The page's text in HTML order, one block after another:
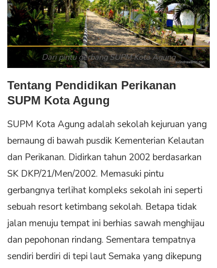
Dari pintu gerbang SUPM Kota Agung
Tentang Pendidikan Perikanan
SUPM Kota Agung
SUPM Kota Agung adalah sekolah kejuruan yang
bernaung di bawah pusdik Kementerian Kelautan
dan Perikanan. Didirkan tahun 2002 berdasarkan
SK DKP/21/Men/2002. Memasuki pintu
gerbangnya terlihat kompleks sekolah ini seperti
sebuah resort ketimbang sekolah. Betapa tidak
jalan menuju tempat ini berhias sawah menghijau
dan pepohonan rindang. Sementara tempatnya
sendiri berdiri di tepi laut Semaka yang dikepung